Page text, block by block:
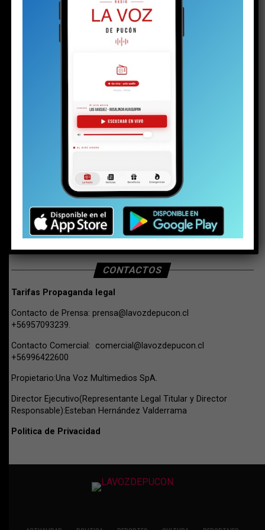
BUSCAR
CONTACTOS
Tarifas Propaganda legal
Contacto de Prensa: prensa@lavozdepucon.cl
+56957093239.
Contacto Comercial: comercial@lavozdepucon.cl
+56996422600
Propietario:Una Voz Multimedios SpA.
Director Ejecutivo(Representante Legal Titular y Director
Responsable):Esteban Hernández Valderrama
Politica de Privacidad